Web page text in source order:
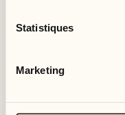
Statistiques
Marketing